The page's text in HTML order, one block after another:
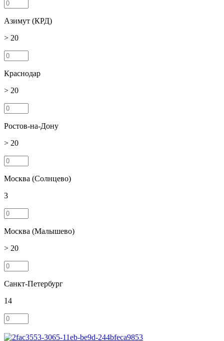
Азимут (КРД)
> 20
Краснодар
> 20
Ростов-на-Дону
> 20
Москва (Солнцево)
3
Москва (Малышево)
> 20
Санкт-Петербург
14